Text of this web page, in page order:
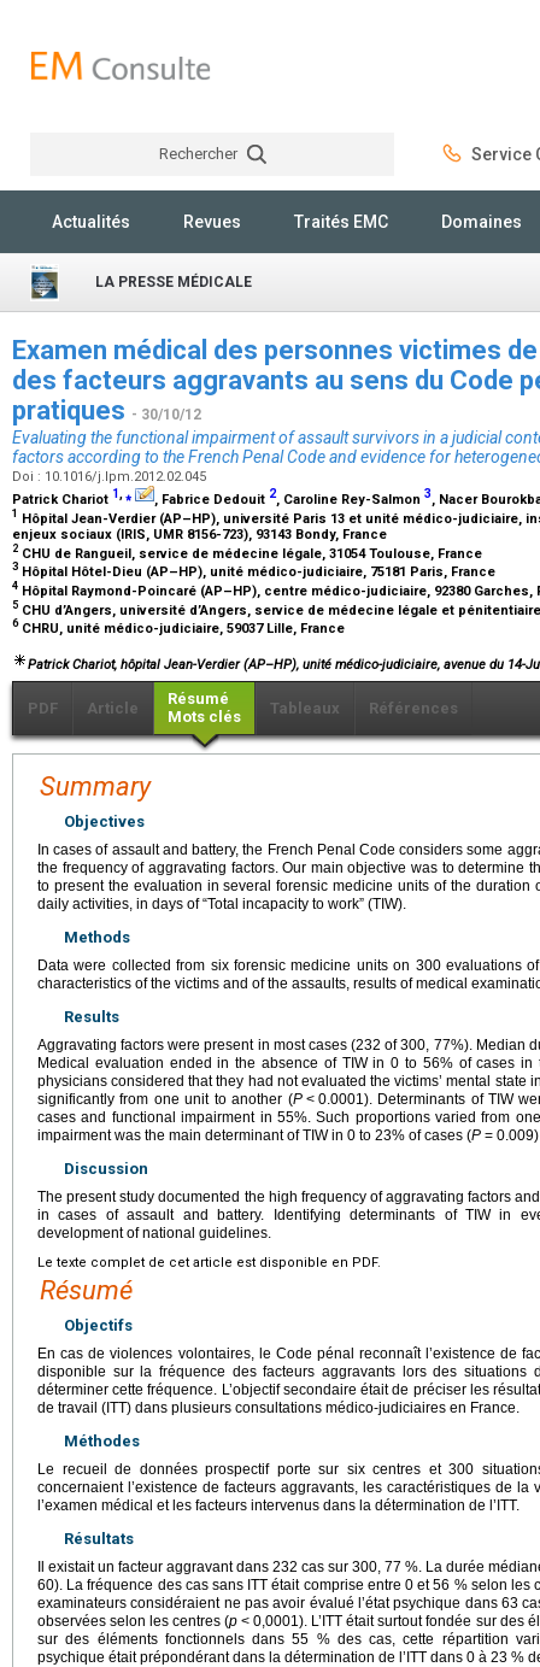
Rechercher Service
Actualités Revues Traités EMC Domaines
LA PRESSE MÉDICALE
Examen médical des personnes victimes
des facteurs aggravants au sens du Code
pratiques - 30/10/12
Evaluating the functional impairment of assault survivors in a judicial
factors according to the French Penal Code and evidence for
Doi : 10.1016/j.lpm.2012.02.045
Patrick Chariot 1,⁎ , Fabrice Dedouit 2, Caroline Rey-Salmon 3, Nacer
1 Hôpital Jean-Verdier (AP–HP), université Paris 13 et unité médico-judiciaire,
enjeux sociaux (IRIS, UMR 8156-723), 93143 Bondy, France
2 CHU de Rangueil, service de médecine légale, 31054 Toulouse, France
3 Hôpital Hôtel-Dieu (AP–HP), unité médico-judiciaire, 75181 Paris, France
4 Hôpital Raymond-Poincaré (AP–HP), centre médico-judiciaire, 92380 Garches,
5 CHU d’Angers, université d’Angers, service de médecine légale et
6CHRU, unité médico-judiciaire, 59037 Lille, France
Patrick Chariot, hôpital Jean-Verdier (AP–HP), unité médico-judiciaire, avenue du 14-
PDF Article
Résumé
Mots clés
Tableaux Références
Summary
Objectives
In cases of assault and battery, the French Penal Code considers some
the frequency of aggravating factors. Our main objective was to determine
to present the evaluation in several forensic medicine units of the duration
daily activities, in days of “Total incapacity to work” (TIW).
Methods
Data were collected from six forensic medicine units on 300 evaluations
characteristics of the victims and of the assaults, results of medical
Results
Aggravating factors were present in most cases (232 of 300, 77%). Median
Medical evaluation ended in the absence of TIW in 0 to 56% of cases in
physicians considered that they had not evaluated the victims’ mental state
significantly from one unit to another (P < 0.0001). Determinants of TIW
cases and functional impairment in 55%. Such proportions varied from
impairment was the main determinant of TIW in 0 to 23% of cases (P =
Discussion
The present study documented the high frequency of aggravating factors
in cases of assault and battery. Identifying determinants of TIW in
development of national guidelines.
Le texte complet de cet article est disponible en PDF.
Résumé
Objectifs
En cas de violences volontaires, le Code pénal reconnaît l’existence de
disponible sur la fréquence des facteurs aggravants lors des situations
déterminer cette fréquence. L’objectif secondaire était de préciser les
de travail (ITT) dans plusieurs consultations médico-judiciaires en France.
Méthodes
Le recueil de données prospectif porte sur six centres et 300
concernaient l’existence de facteurs aggravants, les caractéristiques de
l’examen médical et les facteurs intervenus dans la détermination de l’ITT.
Résultats
Il existait un facteur aggravant dans 232 cas sur 300, 77 %. La durée
60). La fréquence des cas sans ITT était comprise entre 0 et 56 % selon les
examinateurs considéraient ne pas avoir évalué l’état psychique dans 63
observées selon les centres (p < 0,0001). L’ITT était surtout fondée sur des
sur des éléments fonctionnels dans 55 % des cas, cette répartition
psychique était prépondérant dans la détermination de l’ITT dans 0 à 23 %